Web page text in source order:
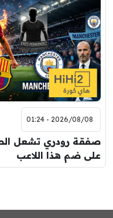
2026/08/08 - 01:24
صفقة رودري تشعل
على ضم هذا اللاعب